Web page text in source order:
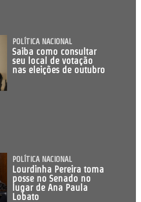
POLÍTICA NACIONAL
Saiba como consultar
seu local de votação
nas eleições de outubro
POLÍTICA NACIONAL
Lourdinha Pereira toma
posse no Senado no
lugar de Ana Paula
Lobato